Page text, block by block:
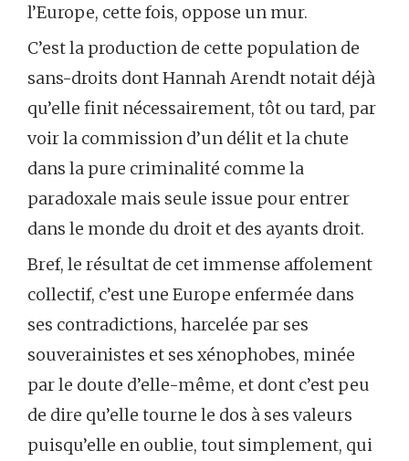
l’Europe, cette fois, oppose un mur.
C’est la production de cette population de
sans-droits dont Hannah Arendt notait déjà
qu’elle finit nécessairement, tôt ou tard, par
voir la commission d’un délit et la chute
dans la pure criminalité comme la
paradoxale mais seule issue pour entrer
dans le monde du droit et des ayants droit.
Bref, le résultat de cet immense affolement
collectif, c’est une Europe enfermée dans
ses contradictions, harcelée par ses
souverainistes et ses xénophobes, minée
par le doute d’elle-même, et dont c’est peu
de dire qu’elle tourne le dos à ses valeurs
puisqu’elle en oublie, tout simplement, qui